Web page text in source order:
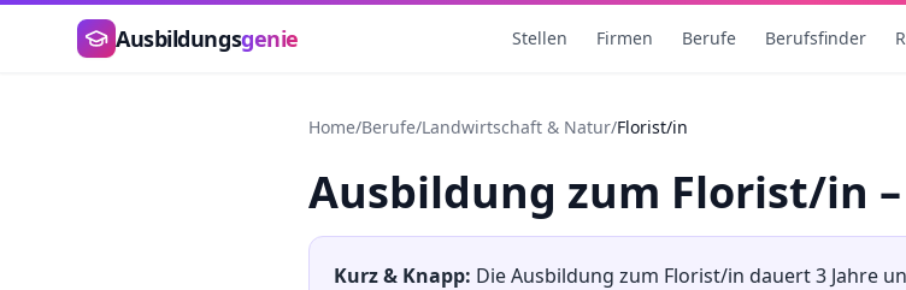
Zum Hauptinhalt springen
Ausbildungsgenie Stellen Firmen Berufe Berufsfinder
Home/Berufe/Landwirtschaft & Natur/Florist/in
Ausbildung zum Florist/in
Kurz & Knapp: Die Ausbildung zum Florist/in dauert3 Jahre